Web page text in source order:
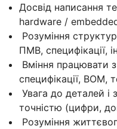
Досвід написання
hardware /
Розуміння
ПМВ, специфікації,
Вміння працювати
специфікації, BOM,
Увага до деталей і
точністю (цифри,
Розуміння